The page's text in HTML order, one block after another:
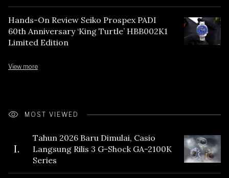
Hands-On Review Seiko Prospex PADI
60th Anniversary ‘King Turtle’ HBB002K1
Limited Edition
View more
MOST VIEWED
I.
Tahun 2026 Baru Dimulai, Casio
Langsung Rilis 3 G-Shock GA-2100K
Series